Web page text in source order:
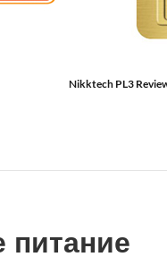
Nikktech PL3
питание